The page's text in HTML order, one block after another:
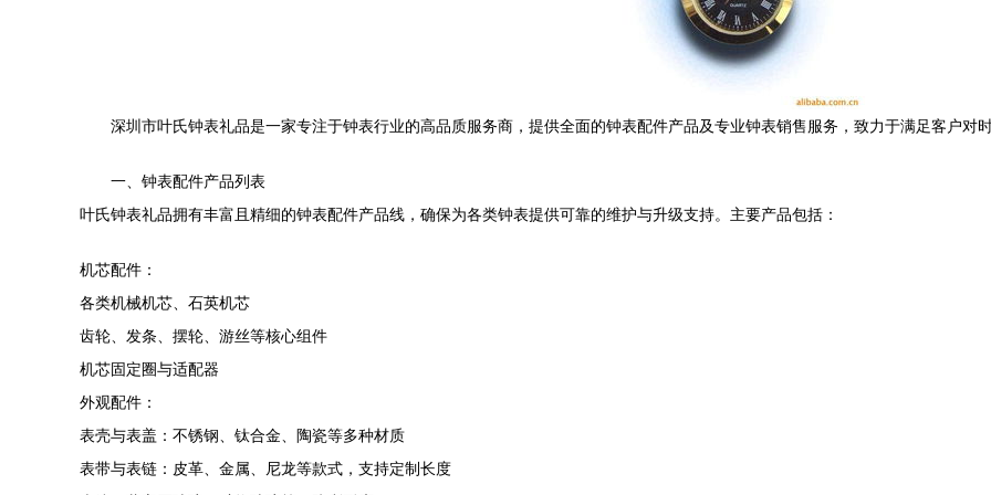
深圳市叶氏钟表礼品是一家专注于钟表行业的高品质服务商，提供全面的钟表配件产品及专业钟表销售服务，致力于满足客户对
一、钟表配件产品列表
叶氏钟表礼品拥有丰富且精细的钟表配件产品线，确保为各类钟表提供可靠的维护与升级支持。主要产品包括：
机芯配件：
各类机械机芯、石英机芯
齿轮、发条、摆轮、游丝等核心组件
机芯固定圈与适配器
外观配件：
表壳与表盖：不锈钢、钛合金、陶瓷等多种材质
表带与表链：皮革、金属、尼龙等款式，支持定制长度